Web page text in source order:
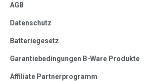
AGB
Datenschutz
Batteriegesetz
Garantiebedingungen B-Ware Produkte
Affiliate Partnerprogramm